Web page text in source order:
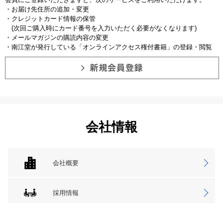
・お届け先住所の追加・変更
・クレジットカード情報の保管
(次回ご購入時にカード番号を入力いただく必要がなくなります)
・メールマガジンの購読内容の変更
・南江堂が発行している「オンラインアクセス権付書籍」の登録・閲覧
会社情報
会社概要
採用情報